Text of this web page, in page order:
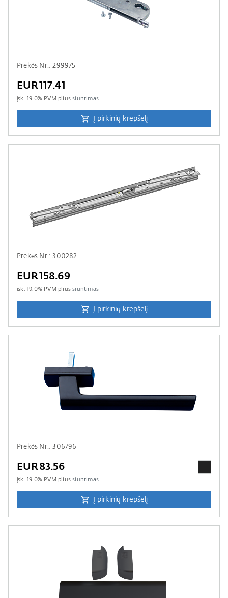
Prekės Nr.: 299975
EUR117.41
įsk. 19.0% PVM pliussiuntimas
Į pirkinių krepšelį
Prekės Nr.: 300282
EUR158.69
įsk. 19.0% PVM pliussiuntimas
Į pirkinių krepšelį
Prekės Nr.: 306796
EUR83.56
įsk. 19.0% PVM pliussiuntimas
Į pirkinių krepšelį